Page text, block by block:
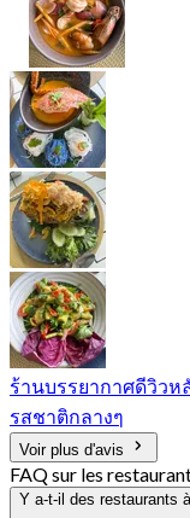
ร้านบรรยากาศดีวิว
รสชาติกลางๆ
Voir plus d'avis
FAQ sur les
Y a-t-il des restaurants